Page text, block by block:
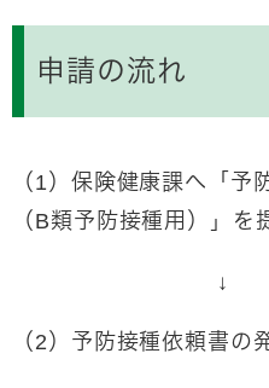
申請の流れ
（1）保険健康課へ「予
（B類予防接種用）」を
↓
（2）予防接種依頼書の